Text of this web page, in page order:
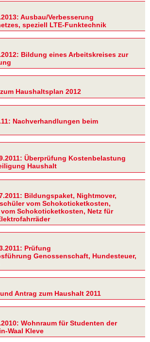
Ausbau/Verbesserung
speziell LTE-Funktechnik
Bildung eines Arbeitskreises zur
Haushaltsplan 2012
Nachverhandlungen beim
Überprüfung Kostenbelastung
Haushalt
Bildungspaket, Nightmover,
vom Schokoticketkosten,
vom Schokoticketkosten, Netz für
Prüfung
Genossenschaft, Hundesteuer,
Antrag zum Haushalt 2011
Wohnraum für Studenten der
Waal Kleve